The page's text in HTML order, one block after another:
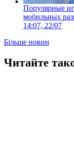
Популярные
мобильных
14:07, 22/07
Більше новин
Читайте